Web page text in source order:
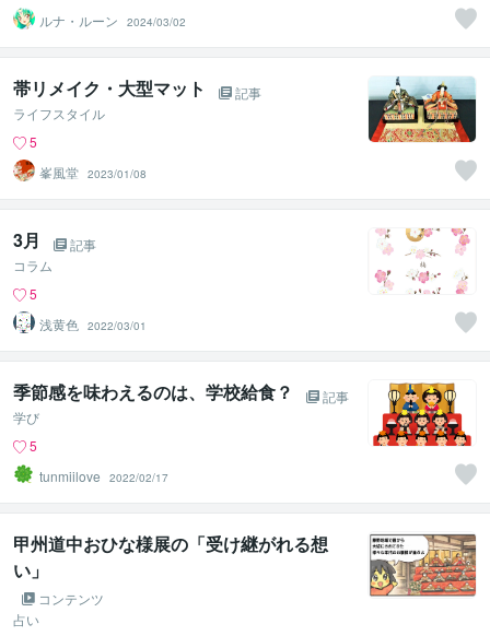
ルナ・ルーン
2024/03/02
帯リメイク・大型マット
記事
ライフスタイル
5
峯風堂 2023/01/08
3月
記事
コラム
5
浅黄色 2022/03/01
季節感を味わえるのは、学校給食？
記事
学び
5
tunmiilove
2022/02/17
甲州道中おひな様展の「受け継がれる想
い」
コンテンツ
占い